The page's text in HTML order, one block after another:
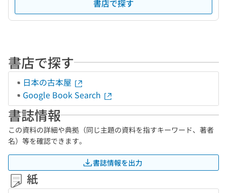
書店で探す
書店で探す
日本の古本屋
Google Book Search
書誌情報
この資料の詳細や典拠（同じ主題の資料を指すキーワード、著者
名）等を確認できます。
書誌情報を出力
紙